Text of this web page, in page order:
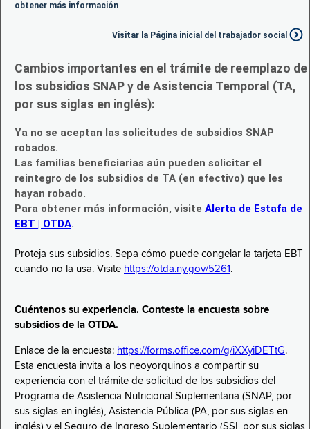
obtener más información
Visitar la Página inicial del trabajador social
Cambios importantes en el trámite de reemplazo de
los subsidios SNAP y de Asistencia Temporal (TA,
por sus siglas en inglés):
Ya no se aceptan las solicitudes de subsidios SNAP
robados.
Las familias beneficiarias aún pueden solicitar el
reintegro de los subsidios de TA (en efectivo) que les
hayan robado.
Para obtener más información, visite Alerta de Estafa de
EBT | OTDA.
Proteja sus subsidios. Sepa cómo puede congelar la tarjeta EBT
cuando no la usa. Visite https://otda.ny.gov/5261 .
Cuéntenos su experiencia. Conteste la encuesta sobre
subsidios de la OTDA.
Enlace de la encuesta: https://forms.office.com/g/iXXyiDETtG.
Esta encuesta invita a los neoyorquinos a compartir su
experiencia con el trámite de solicitud de los subsidios del
Programa de Asistencia Nutricional Suplementaria (SNAP, por
sus siglas en inglés), Asistencia Pública (PA, por sus siglas en
inglés) y el Seguro de Ingreso Suplementario (SSI, por sus siglas